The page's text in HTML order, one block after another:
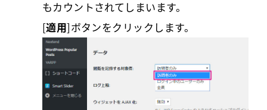
もカウントされてしまいます。
[適用]ボタンをクリックします。